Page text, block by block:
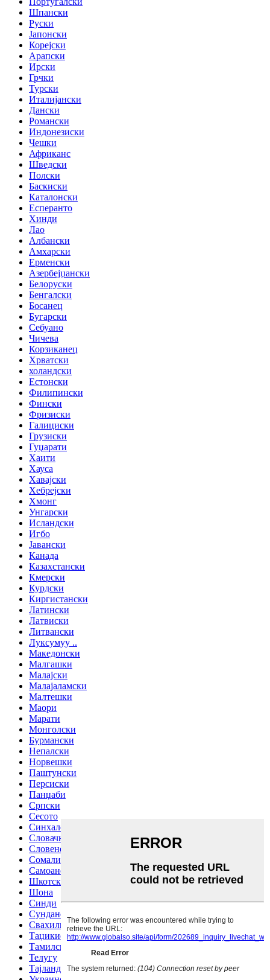
Шпански
Руски
Јапонски
Корејски
Арапски
Ирски
Грчки
Турски
Италијански
Дански
Романски
Индонезиски
Чешки
Африканс
Шведски
Полски
Баскиски
Каталонски
Есперанто
Хинди
Лао
Албански
Амхарски
Ерменски
Азербејџански
Белоруски
Бенгалски
Босанец
Бугарски
Себуано
Чичева
Корзиканец
Хрватски
холандски
Естонски
Филипински
Фински
Фризиски
Галициски
Грузиски
Гуџарати
Хаити
Хауса
Хавајски
Хебрејски
Хмонг
Унгарски
Исландски
Игбо
Јавански
Канада
Казахстански
Кмерски
Курдски
Киргистански
Латински
Латвиски
Литвански
Луксумуу ..
Македонски
Малгашки
Малајски
Малајаламски
Малтешки
Маори
Марати
Монголски
Бурмански
Непалски
Норвешки
Паштунски
Персиски
Панџаби
Српски
Сесото
Синхалски јазик
Словачки
Словенечки
Сомалиски
Самоански
Шкотски галски јазик
Шона
Синди
Сундански
Свахили
Таџикистански
Тамилски
Телугу
Тајландски